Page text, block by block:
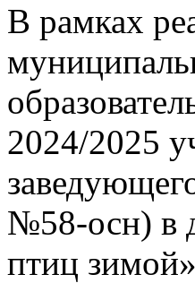
В рамках
2024/2025
№58-осн) в
птиц